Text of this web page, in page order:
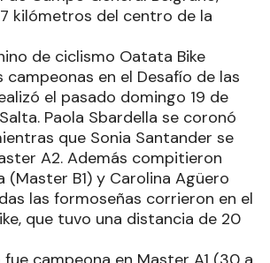
kilómetros del centro de la
de ciclismo Oatata Bike
en el Desafío de las
el pasado domingo 19 de
Paola Sbardella se coronó
que Sonia Santander se
A2. Además compitieron
(Master B1) y Carolina Agüero
las formoseñas corrieron en el
que tuvo una distancia de 20